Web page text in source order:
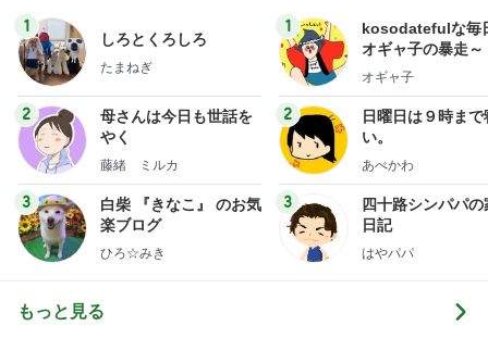
1
しろとくろしろ
たまねぎ
2
母さんは今日も世話を
やく
藤緒 ミルカ
3
白柴 『きなこ』 のお気
楽ブログ
ひろ☆みき
1
kosodatefulな毎
オギャ子の暴走～
オギャ子
2
日曜日は９時まで
い。
あべかわ
3
四十路シンパパの
日記
はやパパ
もっと見る